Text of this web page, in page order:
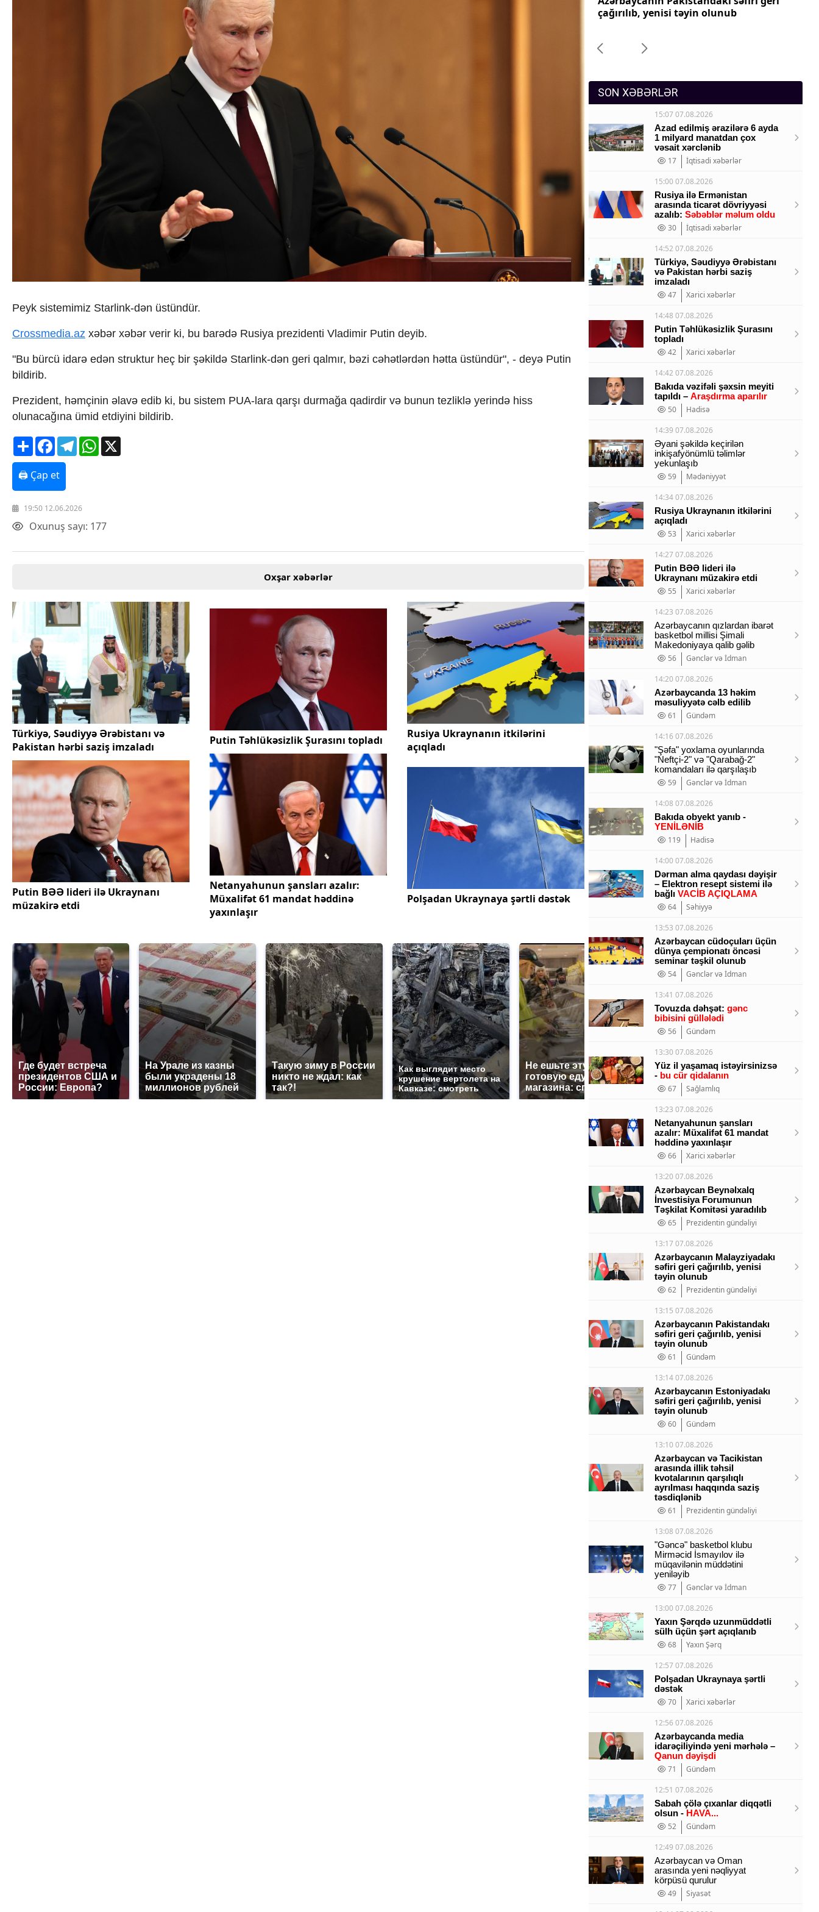
Yüksəliş hekayəsi
Mədəniyyətimizin Zəfəri
Energetika
Neft-qaz
Əmək və sosial siyasət
Hərbi sənaye
Telekommunikasiya və nəqliyyat
Cəmiyyət
Crossmedia.az - 1 yaş
Məhkəmə və hüquq
Ekologiya
Zəfər - 5
Gənclər və İdman
Media və QHT
Hadisə
Sağlamlıq
Sosium
Missiyamız
Peyk sistemimiz Starlink-dən üstündür.
Crossmedia.az xəbər xəbər verir ki, bu barədə Rusiya prezidenti Vladimir Putin deyib.
"Bu bürcü idarə edən struktur heç bir şəkildə Starlink-dən geri qalmır, bəzi cəhətlərdən hətta üstündür", - deyə Putin
bildirib.
Prezident, həmçinin əlavə edib ki, bu sistem PUA-lara qarşı durmağa qadirdir və bunun tezliklə yerində hiss
olunacağına ümid etdiyini bildirib.
ShareFacebookTelegramWhatsApp
🖨 Çap et
19:50 12.06.2026
Oxunuş sayı: 177
Oxşar xəbərlər
Türkiyə, Səudiyyə Ərəbistanı və
Pakistan hərbi saziş imzaladı
Putin Təhlükəsizlik Şurasını topladı
Rusiya Ukraynanın itkilərini
açıqladı
Putin BƏƏ lideri ilə Ukraynanı
müzakirə etdi
Netanyahunun şansları azalır:
Müxalifət 61 mandat həddinə
yaxınlaşır
Polşadan Ukraynaya şərtli dəstək
Где будет встреча
президентов США и
России: Европа?
На Урале из казны
были украдены 18
миллионов рублей
Такую зиму в России
никто не ждал: как
так?!
Как выглядит место
крушение вертолета на
Кавказе: смотреть
Не ешьте эту
готовую еду из
магазина: список
В ОАЭ произошло
жестокое убийство
криптомиллионера
Все
Forumunun Təşkilat Komitəsi yaradılıb
çağırılıb, yenisi təyin olunub
SON XƏBƏRLƏR
15:07 07.08.2026
Azad edilmiş ərazilərə 6 ayda
1 milyard manatdan çox
vəsait xərclənib
17
İqtisadi xəbərlər
15:00 07.08.2026
Rusiya ilə Ermənistan
arasında ticarət dövriyyəsi
azalıb: Səbəblər məlum oldu
30
İqtisadi xəbərlər
14:52 07.08.2026
Türkiyə, Səudiyyə Ərəbistanı
və Pakistan hərbi saziş
imzaladı
47
Xarici xəbərlər
14:48 07.08.2026
Putin Təhlükəsizlik Şurasını
topladı
42
Xarici xəbərlər
14:42 07.08.2026
Bakıda vəzifəli şəxsin meyiti
tapıldı – Araşdırma aparılır
50
Hadisə
14:39 07.08.2026
Əyani şəkildə keçirilən
inkişafyönümlü təlimlər
yekunlaşıb
59
Mədəniyyət
14:34 07.08.2026
Rusiya Ukraynanın itkilərini
açıqladı
53
Xarici xəbərlər
14:27 07.08.2026
Putin BƏƏ lideri ilə
Ukraynanı müzakirə etdi
55
Xarici xəbərlər
14:23 07.08.2026
Azərbaycanın qızlardan ibarət
basketbol millisi Şimali
Makedoniyaya qalib gəlib
56
Gənclər və İdman
14:20 07.08.2026
Azərbaycanda 13 həkim
məsuliyyətə cəlb edilib
61
Gündəm
14:16 07.08.2026
"Şəfa" yoxlama oyunlarında
"Neftçi-2" və "Qarabağ-2"
komandaları ilə qarşılaşıb
59
Gənclər və İdman
14:08 07.08.2026
Bakıda obyekt yanıb -
YENİLƏNİB
119
Hadisə
14:00 07.08.2026
Dərman alma qaydası dəyişir
– Elektron resept sistemi ilə
bağlı VACİB AÇIQLAMA
64
Səhiyyə
13:53 07.08.2026
Azərbaycan cüdoçuları üçün
dünya çempionatı öncəsi
seminar təşkil olunub
54
Gənclər və İdman
13:41 07.08.2026
Tovuzda dəhşət: gənc
bibisini güllələdi
56
Gündəm
13:30 07.08.2026
Yüz il yaşamaq istəyirsinizsə
- bu cür qidalanın
67
Sağlamlıq
13:23 07.08.2026
Netanyahunun şansları
azalır: Müxalifət 61 mandat
həddinə yaxınlaşır
66
Xarici xəbərlər
13:20 07.08.2026
Azərbaycan Beynəlxalq
İnvestisiya Forumunun
Təşkilat Komitəsi yaradılıb
65
Prezidentin gündəliyi
13:17 07.08.2026
Azərbaycanın Malayziyadakı
səfiri geri çağırılıb, yenisi
təyin olunub
62
Prezidentin gündəliyi
13:15 07.08.2026
Azərbaycanın Pakistandakı
səfiri geri çağırılıb, yenisi
təyin olunub
61
Gündəm
13:14 07.08.2026
Azərbaycanın Estoniyadakı
səfiri geri çağırılıb, yenisi
təyin olunub
60
Gündəm
13:10 07.08.2026
Azərbaycan və Tacikistan
arasında illik təhsil
kvotalarının qarşılıqlı
ayrılması haqqında saziş
təsdiqlənib
61
Prezidentin gündəliyi
13:08 07.08.2026
"Gəncə" basketbol klubu
Mirməcid İsmayılov ilə
müqavilənin müddətini
yeniləyib
77
Gənclər və İdman
13:00 07.08.2026
Yaxın Şərqdə uzunmüddətli
sülh üçün şərt açıqlanıb
68
Yaxın Şərq
12:57 07.08.2026
Polşadan Ukraynaya şərtli
dəstək
70
Xarici xəbərlər
12:56 07.08.2026
Azərbaycanda media
idarəçiliyində yeni mərhələ –
Qanun dəyişdi
71
Gündəm
12:51 07.08.2026
Sabah çölə çıxanlar diqqətli
olsun - HAVA...
52
Gündəm
12:49 07.08.2026
Azərbaycan və Oman
arasında yeni nəqliyyat
körpüsü qurulur
49
Siyasət